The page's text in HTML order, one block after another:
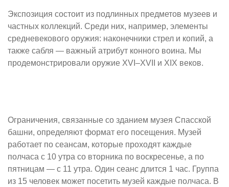
Экспозиция состоит из подлинных предметов музеев и
частных коллекций. Среди них, например, элементы
средневекового оружия: наконечники стрел и копий, а
также сабля — важный атрибут конного воина. Мы
продемонстрировали оружие XVI–XVII и XIX веков.
Ограничения, связанные со зданием музея Спасской
башни, определяют формат его посещения. Музей
работает по сеансам, которые проходят каждые
полчаса с 10 утра со вторника по воскресенье, а по
пятницам — с 11 утра. Один сеанс длится 1 час. Группа
из 15 человек может посетить музей каждые полчаса. В